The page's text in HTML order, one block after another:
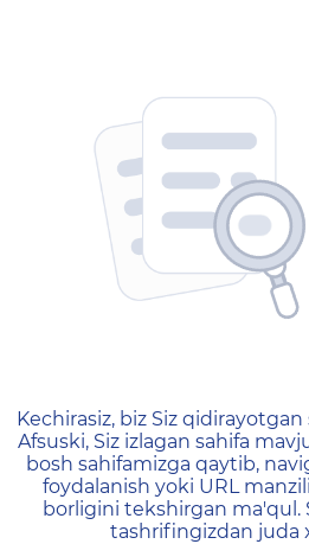
404 —
Kechirasiz, biz Siz
Afsuski, Siz izlagan sahifa
bosh sahifamizga qaytib,
foydalanish yoki URL
borligini tekshirgan ma'qul.
tashrifingizdan juda